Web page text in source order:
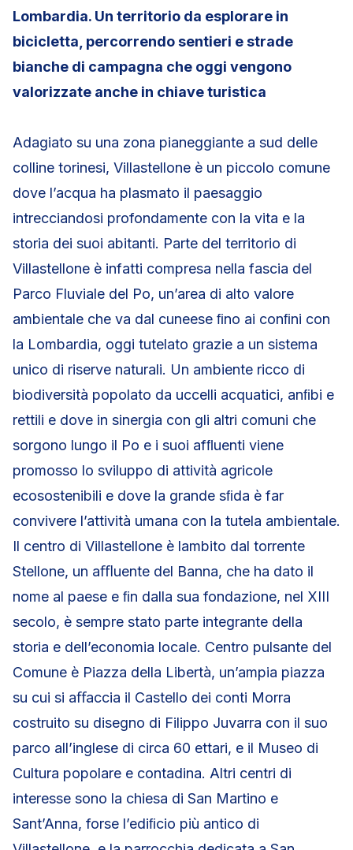
Lombardia. Un territorio da esplorare in
bicicletta, percorrendo sentieri e strade
bianche di campagna che oggi vengono
valorizzate anche in chiave turistica
Adagiato su una zona pianeggiante a sud delle
colline torinesi, Villastellone è un piccolo comune
dove l’acqua ha plasmato il paesaggio
intrecciandosi profondamente con la vita e la
storia dei suoi abitanti. Parte del territorio di
Villastellone è infatti compresa nella fascia del
Parco Fluviale del Po, un’area di alto valore
ambientale che va dal cuneese ﬁno ai conﬁni con
la Lombardia, oggi tutelato grazie a un sistema
unico di riserve naturali. Un ambiente ricco di
biodiversità popolato da uccelli acquatici, anﬁbi e
rettili e dove in sinergia con gli altri comuni che
sorgono lungo il Po e i suoi afﬂuenti viene
promosso lo sviluppo di attività agricole
ecosostenibili e dove la grande sﬁda è far
convivere l’attività umana con la tutela ambientale.
Il centro di Villastellone è lambito dal torrente
Stellone, un aﬄuente del Banna, che ha dato il
nome al paese e ﬁn dalla sua fondazione, nel XIII
secolo, è sempre stato parte integrante della
storia e dell’economia locale. Centro pulsante del
Comune è Piazza della Libertà, un’ampia piazza
su cui si aﬀaccia il Castello dei conti Morra
costruito su disegno di Filippo Juvarra con il suo
parco all’inglese di circa 60 ettari, e il Museo di
Cultura popolare e contadina. Altri centri di
interesse sono la chiesa di San Martino e
Sant’Anna, forse l’ediﬁcio più antico di